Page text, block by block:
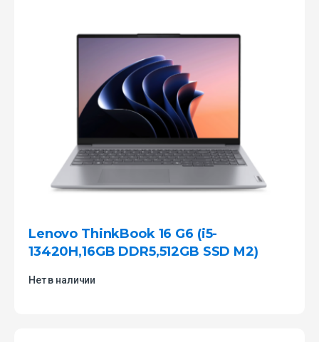
Lenovo ThinkBook 16 G6 (i5-
13420H,16GB DDR5,512GB SSD M2)
Нет в наличии